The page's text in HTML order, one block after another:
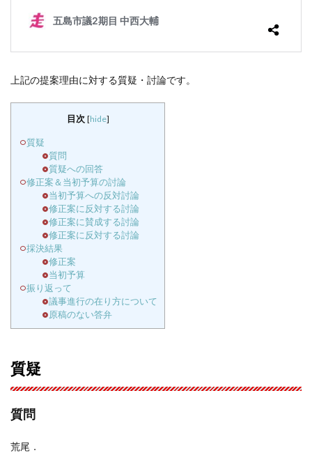
上記の提案理由に対する質疑・討論です。
目次 [hide]
質疑
質問
質疑への回答
修正案＆当初予算の討論
当初予算への反対討論
修正案に反対する討論
修正案に賛成する討論
修正案に反対する討論
採決結果
修正案
当初予算
振り返って
議事進行の在り方について
原稿のない答弁
質疑
質問
荒尾．